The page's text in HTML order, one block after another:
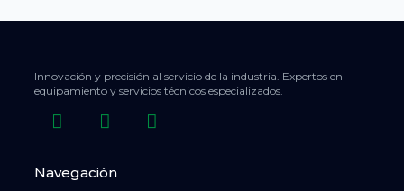
Innovación y precisión al servicio de la industria. Expertos en
equipamiento y servicios técnicos especializados.
Navegación